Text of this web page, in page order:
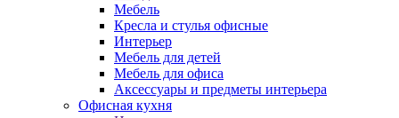
Мебель
Кресла и стулья офисные
Интерьер
Мебель для детей
Мебель для офиса
Аксессуары и предметы интерьера
Офисная кухня